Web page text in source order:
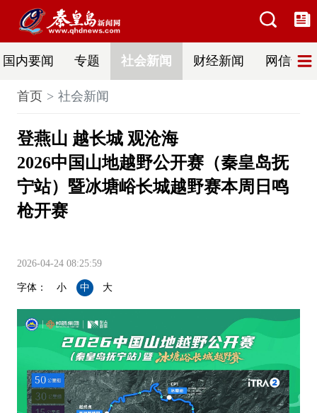
国内要闻 专题 社会新闻 财经新闻 网信普法
首页 社会新闻
登燕山 越长城 观沧海
2026中国山地越野公开赛（秦皇岛抚
宁站）暨冰塘峪长城越野赛本周日鸣
枪开赛
2026-04-24 08:25:59
字体： 小 中 大